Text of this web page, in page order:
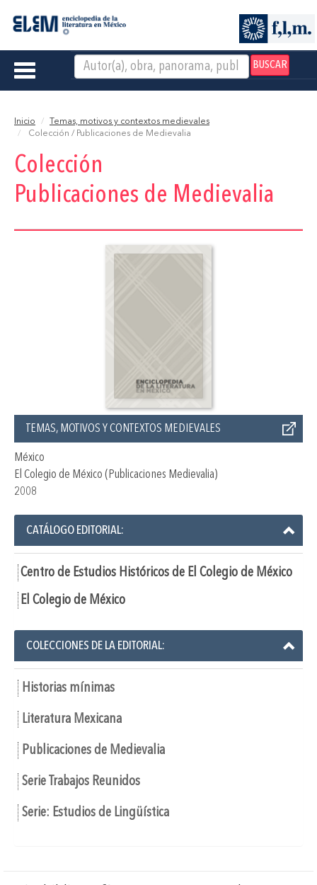
BUSCAR
Toggle
Inicio
Temas, motivos y contextos medievales
Colección / Publicaciones de Medievalia
Colección
Publicaciones de Medievalia
TEMAS, MOTIVOS Y CONTEXTOS MEDIEVALES
México
El Colegio de México (Publicaciones Medievalia)
2008
CATÁLOGO EDITORIAL:
Centro de Estudios Históricos de El Colegio de México
El Colegio de México
COLECCIONES DE LA EDITORIAL:
Historias mínimas
Literatura Mexicana
Publicaciones de Medievalia
Serie Trabajos Reunidos
Serie: Estudios de Lingüística